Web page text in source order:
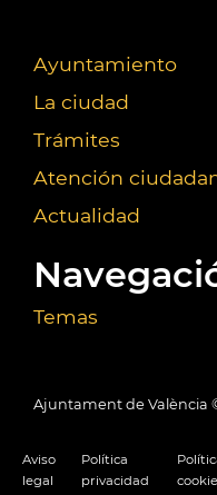
Ayuntamiento
La ciudad
Trámites
Atención
Actualidad
Temas
Ajuntament de València
Aviso
legal
Política
privacidad